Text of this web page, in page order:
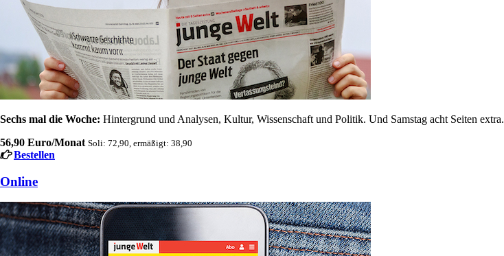
Sechs mal die Woche: Hintergrund und Analysen, Kultur, Wissenschaft und Politik. Und Samstag acht Seiten extra.
56,90 Euro/Monat Soli: 72,90, ermäßigt: 38,90
Bestellen
Online